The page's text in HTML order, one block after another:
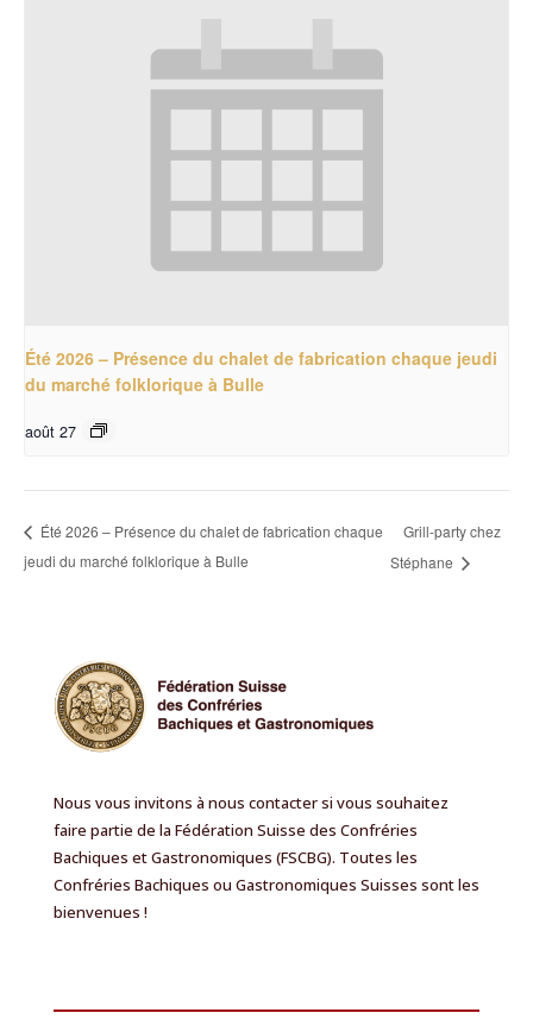
Été 2026 – Présence du chalet de fabrication chaque jeudi
du marché folklorique à Bulle
août 27
Été 2026 – Présence du chalet de fabrication chaque
jeudi du marché folklorique à Bulle
Grill-party chez
Stéphane
Nous vous invitons à nous contacter si vous souhaitez
faire partie de la Fédération Suisse des Confréries
Bachiques et Gastronomiques (FSCBG). Toutes les
Confréries Bachiques ou Gastronomiques Suisses sont les
bienvenues !
EN